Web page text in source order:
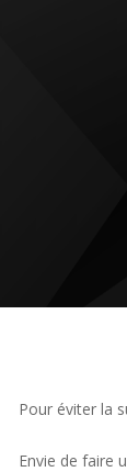
Pour éviter la
Envie de faire